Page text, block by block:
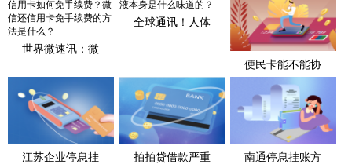
世界微速讯：微
全球通讯！人体
便民卡能不能协
江苏企业停息挂 拍拍贷借款严重 南通停息挂账方